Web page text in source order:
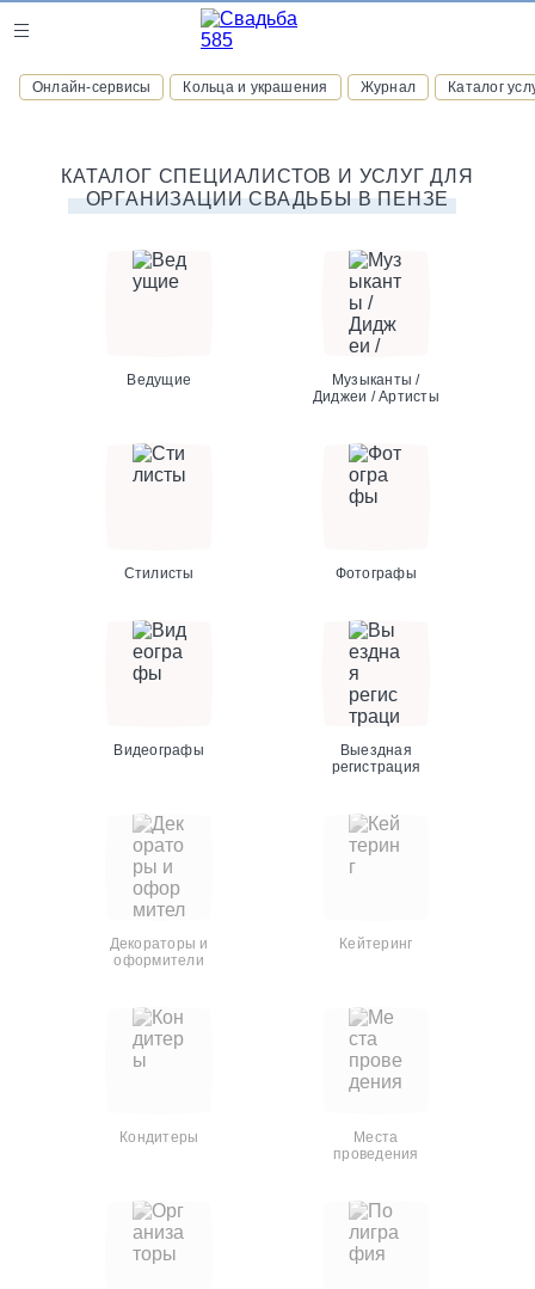
Онлайн-сервисы Кольца и украшения Журнал Каталог
ВСТУПАЙТЕ В КЛУБ ПРИВИЛЕГИЙ
присоединяйтесь к закрытому сообществу и получайте
скидки и бонусы за участие
КАТАЛОГ СПЕЦИАЛИСТОВ И УСЛУГ ДЛЯ
ОРГАНИЗАЦИИ СВАДЬБЫ В ПЕНЗЕ
Ведущие
Музыканты /
Диджеи / Артисты
Стилисты Фотографы
Видеографы
Выездная
регистрация
Декораторы и
оформители
Кейтеринг
Кондитеры
Места
проведения